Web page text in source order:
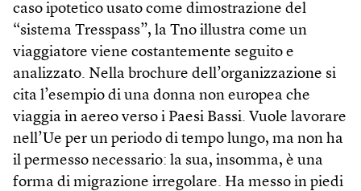
caso ipotetico usato come dimostrazione del
“sistema Tresspass”, la Tno illustra come un
viaggiatore viene costantemente seguito e
analizzato. Nella brochure dell’organizzazione si
cita l’esempio di una donna non europea che
viaggia in aereo verso i Paesi Bassi. Vuole lavorare
nell’Ue per un periodo di tempo lungo, ma non ha
il permesso necessario: la sua, insomma, è una
forma di migrazione irregolare. Ha messo in piedi